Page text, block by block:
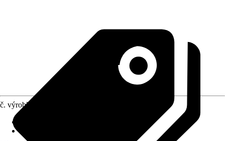
č. výrobku